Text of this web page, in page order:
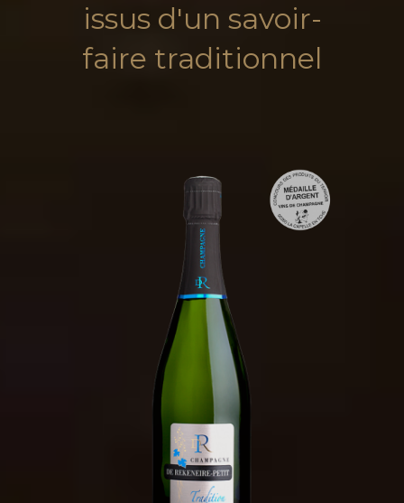
issus d'un savoir-
faire traditionnel